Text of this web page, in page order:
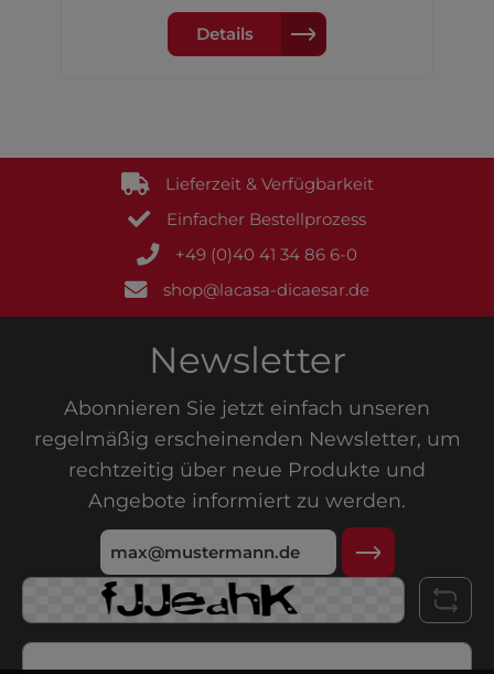
RosenholzBasisnote: Cremiger Moschus
Details
Lieferzeit & Verfügbarkeit
Einfacher Bestellprozess
+49 (0)40 41 34 86 6-0
shop@lacasa-dicaesar.de
Newsletter
Abonnieren Sie jetzt einfach unseren
regelmäßig erscheinenden Newsletter, um
rechtzeitig über neue Produkte und
Angebote informiert zu werden.